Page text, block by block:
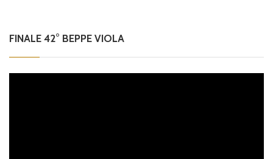
FINALE 42° BEPPE VIOLA